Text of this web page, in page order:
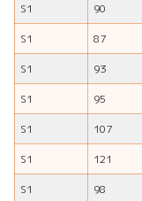
S1
90
S1
87
S1
93
S1
95
S1
107
S1
121
S1
98